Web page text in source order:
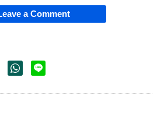
a Comment